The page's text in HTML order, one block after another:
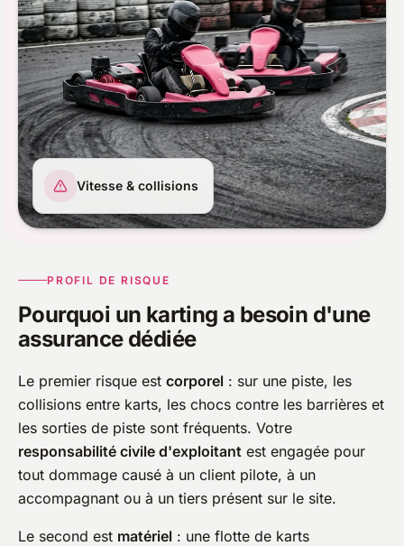
Vitesse & collisions
PROFIL DE RISQUE
Pourquoi un karting a besoin d'une
assurance dédiée
Le premier risque est corporel : sur une piste, les
collisions entre karts, les chocs contre les barrières et
les sorties de piste sont fréquents. Votre
responsabilité civile d'exploitant est engagée pour
tout dommage causé à un client pilote, à un
accompagnant ou à un tiers présent sur le site.
Le second est matériel : une flotte de karts